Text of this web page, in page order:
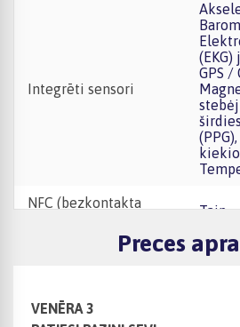
Integrēti sensori
Akselerometras,
GPS /
NFC (bezkontakta
Taip
Preces
VENĒRA 3